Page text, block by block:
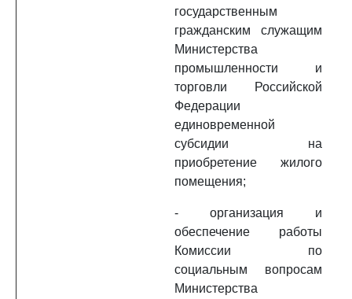
государственным
гражданским служащим
Министерства
промышленности и
торговли Российской
Федерации
единовременной
субсидии на
приобретение жилого
помещения;
- организация и
обеспечение работы
Комиссии по
социальным вопросам
Министерства